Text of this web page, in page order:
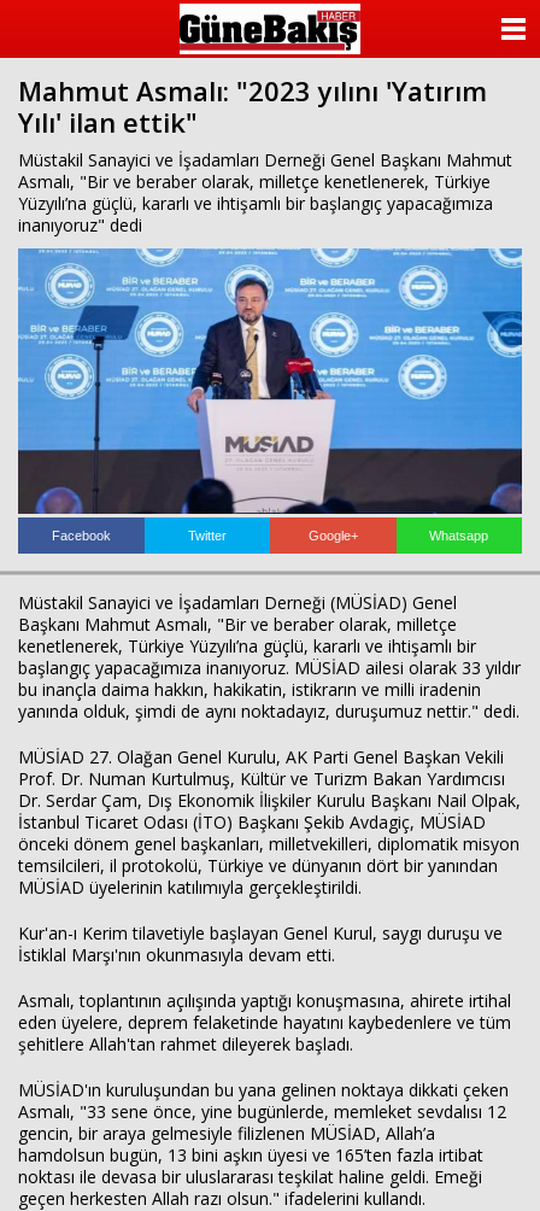
Mahmut Asmalı: "2023 yılını 'Yatırım
Yılı' ilan ettik"
Müstakil Sanayici ve İşadamları Derneği Genel Başkanı Mahmut
Asmalı, "Bir ve beraber olarak, milletçe kenetlenerek, Türkiye
Yüzyılı’na güçlü, kararlı ve ihtişamlı bir başlangıç yapacağımıza
inanıyoruz" dedi
Facebook Twitter Google+ Whatsapp
Müstakil Sanayici ve İşadamları Derneği (MÜSİAD) Genel
Başkanı Mahmut Asmalı, "Bir ve beraber olarak, milletçe
kenetlenerek, Türkiye Yüzyılı’na güçlü, kararlı ve ihtişamlı bir
başlangıç yapacağımıza inanıyoruz. MÜSİAD ailesi olarak 33 yıldır
bu inançla daima hakkın, hakikatin, istikrarın ve milli iradenin
yanında olduk, şimdi de aynı noktadayız, duruşumuz nettir." dedi.
MÜSİAD 27. Olağan Genel Kurulu, AK Parti Genel Başkan Vekili
Prof. Dr. Numan Kurtulmuş, Kültür ve Turizm Bakan Yardımcısı
Dr. Serdar Çam, Dış Ekonomik İlişkiler Kurulu Başkanı Nail Olpak,
İstanbul Ticaret Odası (İTO) Başkanı Şekib Avdagiç, MÜSİAD
önceki dönem genel başkanları, milletvekilleri, diplomatik misyon
temsilcileri, il protokolü, Türkiye ve dünyanın dört bir yanından
MÜSİAD üyelerinin katılımıyla gerçekleştirildi.
Kur'an-ı Kerim tilavetiyle başlayan Genel Kurul, saygı duruşu ve
İstiklal Marşı'nın okunmasıyla devam etti.
Asmalı, toplantının açılışında yaptığı konuşmasına, ahirete irtihal
eden üyelere, deprem felaketinde hayatını kaybedenlere ve tüm
şehitlere Allah'tan rahmet dileyerek başladı.
MÜSİAD'ın kuruluşundan bu yana gelinen noktaya dikkati çeken
Asmalı, "33 sene önce, yine bugünlerde, memleket sevdalısı 12
gencin, bir araya gelmesiyle filizlenen MÜSİAD, Allah’a
hamdolsun bugün, 13 bini aşkın üyesi ve 165’ten fazla irtibat
noktası ile devasa bir uluslararası teşkilat haline geldi. Emeği
geçen herkesten Allah razı olsun." ifadelerini kullandı.
KATEGORİLER
ANKETLER
FOTO GALERİ
VİDEO GALERİ
KÜNYE